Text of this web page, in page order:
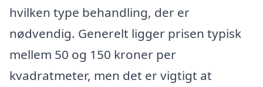
hvilken type behandling, der er
nødvendig. Generelt ligger prisen typisk
mellem 50 og 150 kroner per
kvadratmeter, men det er vigtigt at